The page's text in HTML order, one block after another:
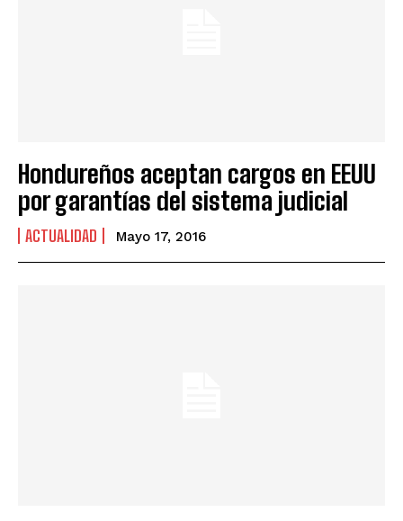
Hondureños aceptan cargos en EEUU
por garantías del sistema judicial
ACTUALIDAD Mayo 17, 2016